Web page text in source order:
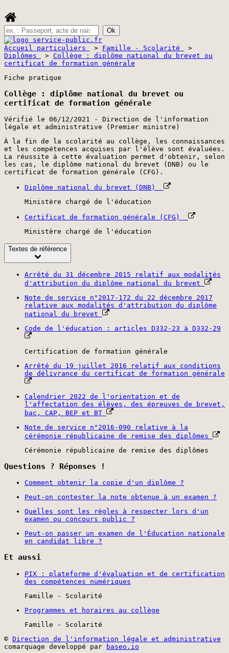
Accueil particuliers > Famille - Scolarité
>
Diplômes
> Collège : diplôme national du brevet ou
certificat de formation générale
Fiche pratique
Collège : diplôme national du brevet ou
certificat de formation générale
Vérifié le 06/12/2021 - Direction de l'information
légale et administrative (Premier ministre)
À la fin de la scolarité au collège, les connaissances
et les compétences acquises par l'élève sont évaluées.
La réussite à cette évaluation permet d'obtenir, selon
les cas, le diplôme national du brevet (DNB) ou le
certificat de formation générale (CFG).
Diplôme national du brevet (DNB)
Ministère chargé de l'éducation
Certificat de formation générale (CFG)
Ministère chargé de l'éducation
Textes de référence
Arrêté du 31 décembre 2015 relatif aux modalités
d'attribution du diplôme national du brevet
Note de service n°2017-172 du 22 décembre 2017
relative aux modalités d'attribution du diplôme
national du brevet
Code de l'éducation : articles D332-23 à D332-29
Certification de formation générale
Arrêté du 19 juillet 2016 relatif aux conditions
de délivrance du certificat de formation générale
Calendrier 2022 de l'orientation et de
l'affectation des élèves, des épreuves de brevet,
bac, CAP, BEP et BT
Note de service n°2016-090 relative à la
cérémonie républicaine de remise des diplômes
Cérémonie républicaine de remise des diplômes
Questions ? Réponses !
Comment obtenir la copie d'un diplôme ?
Peut-on contester la note obtenue à un examen ?
Quelles sont les règles à respecter lors d'un
examen ou concours public ?
Peut-on passer un examen de l'Éducation nationale
en candidat libre ?
Et aussi
PIX : plateforme d'évaluation et de certification
des compétences numériques
Famille - Scolarité
Programmes et horaires au collège
Famille - Scolarité
© Direction de l'information légale et administrative
comarquage developpé par
baseo.io